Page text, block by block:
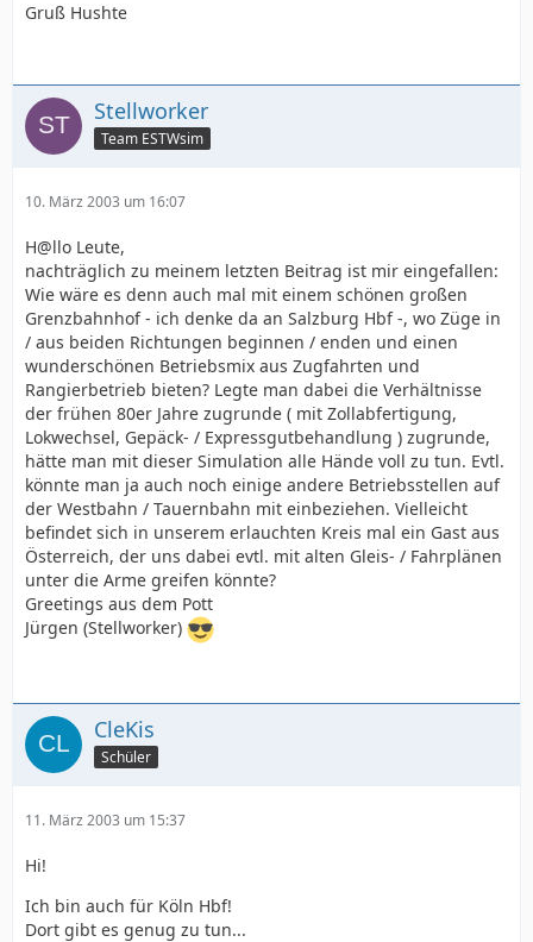
Gruß Hushte
Stellworker
Team ESTWsim
10. März 2003 um 16:07
H@llo Leute,
nachträglich zu meinem letzten Beitrag ist mir eingefallen:
Wie wäre es denn auch mal mit einem schönen großen
Grenzbahnhof - ich denke da an Salzburg Hbf -, wo Züge in
/ aus beiden Richtungen beginnen / enden und einen
wunderschönen Betriebsmix aus Zugfahrten und
Rangierbetrieb bieten? Legte man dabei die Verhältnisse
der frühen 80er Jahre zugrunde ( mit Zollabfertigung,
Lokwechsel, Gepäck- / Expressgutbehandlung ) zugrunde,
hätte man mit dieser Simulation alle Hände voll zu tun. Evtl.
könnte man ja auch noch einige andere Betriebsstellen auf
der Westbahn / Tauernbahn mit einbeziehen. Vielleicht
befindet sich in unserem erlauchten Kreis mal ein Gast aus
Österreich, der uns dabei evtl. mit alten Gleis- / Fahrplänen
unter die Arme greifen könnte?
Greetings aus dem Pott
Jürgen (Stellworker)
CleKis
Schüler
11. März 2003 um 15:37
Hi!
Ich bin auch für Köln Hbf!
Dort gibt es genug zu tun...